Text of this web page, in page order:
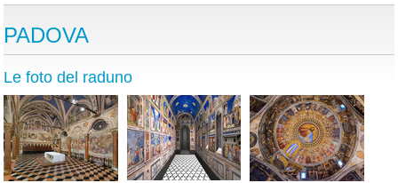
PADOVA
Le foto del raduno